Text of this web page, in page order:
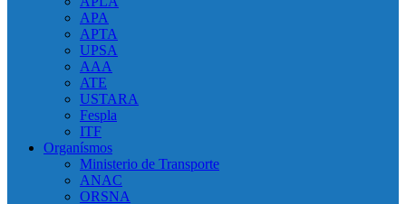
APA
APTA
UPSA
AAA
ATE
USTARA
Fespla
ITF
Organísmos
Ministerio de Transporte
ANAC
ORSNA